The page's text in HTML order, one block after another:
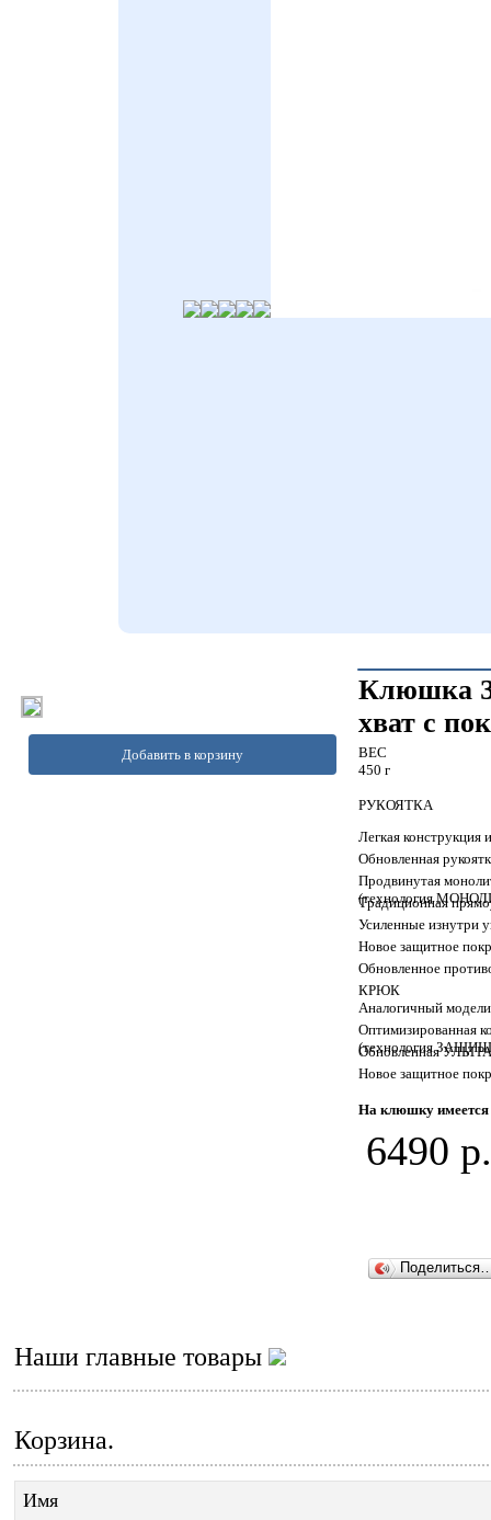
Добавить в корзину
Клюшка
хват с
ВЕС
450 г
РУКОЯТКА
Легкая конструкция
Обновленная
Продвинутая
(технология
Традиционная
Усиленные изнутри
Новое защитное
Обновленное
КРЮК
Аналогичный
Оптимизированная
(технология
Обновленная
Новое защитное
На клюшку имеется
6490 р.
Наши главные товары
Корзина.
Имя